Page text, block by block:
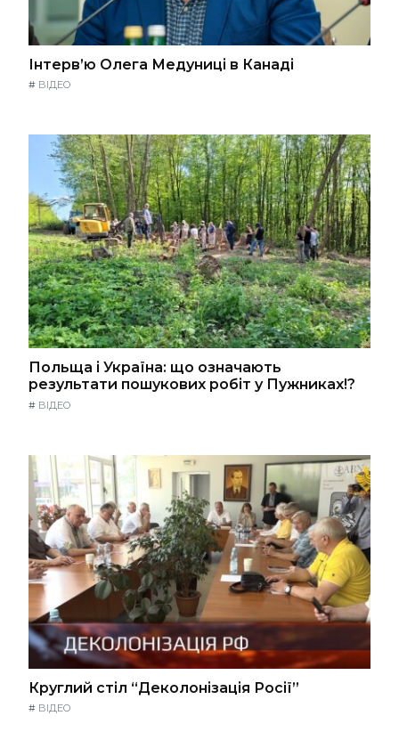
Інтерв’ю Олега Медуниці в Канаді
# ВІДЕО
Польща і Україна: що означають
результати пошукових робіт у Пужниках!?
# ВІДЕО
Круглий стіл “Деколонізація Росії”
# ВІДЕО